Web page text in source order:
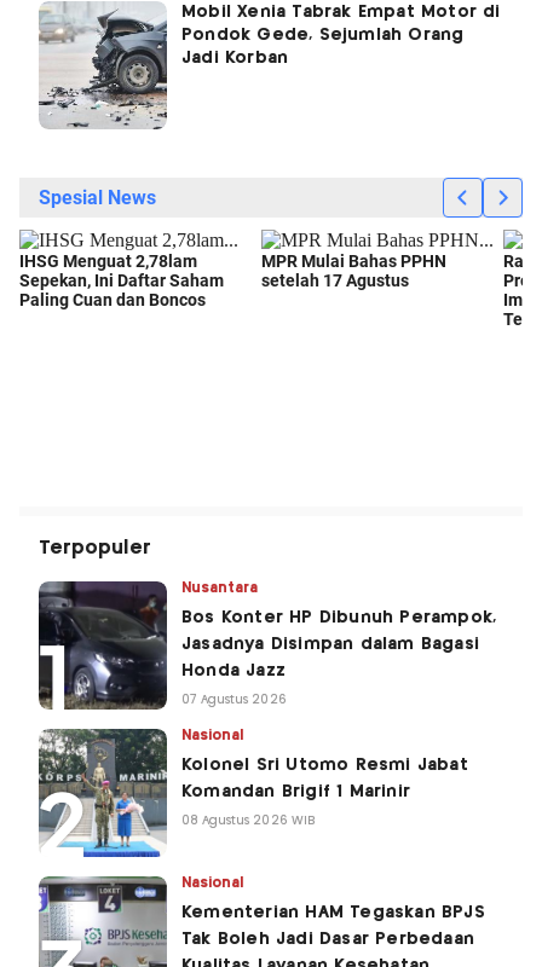
Mobil Xenia Tabrak Empat Motor di
Pondok Gede, Sejumlah Orang
Jadi Korban
Terpopuler
Nusantara
Bos Konter HP Dibunuh Perampok,
Jasadnya Disimpan dalam Bagasi
Honda Jazz
07 Agustus 2026
Nasional
Kolonel Sri Utomo Resmi Jabat
Komandan Brigif 1 Marinir
08 Agustus 2026 WIB
Nasional
Kementerian HAM Tegaskan BPJS
Tak Boleh Jadi Dasar Perbedaan